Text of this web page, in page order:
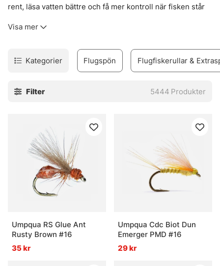
rent, läsa vatten bättre och få mer kontroll när fisken står
och linor till flugor, flugbindningsmaterial, vadare och set
Urvalet är byggt för verkligt fiske. Inte prydnad. Därför
finns produkter för både erfarna flugfiskare och nybörjare
Vision, Simms, Patagonia, A.Jensen, Sage, RIO, Loop,
väger tungt.
I webbshoppen och i butiken i Stockholm finns också råd
som faktiskt går att använda vid älven. Och den nya Fly
Shop på Hornsgatan 148 är väl värd ett besök för den som
vill se prylarna på nära håll och känna skillnaden mellan
olika delar innan säsongen drar igång på allvar.
Vanliga frågor om flugfiske
Visa mer
Kategorier Flugspön Flugfiskerullar &
Filter 5444 Produkter
Umpqua RS Glue Ant
Rusty Brown #16
35 kr
Umpqua Cdc Biot Dun
Emerger PMD #16
29 kr